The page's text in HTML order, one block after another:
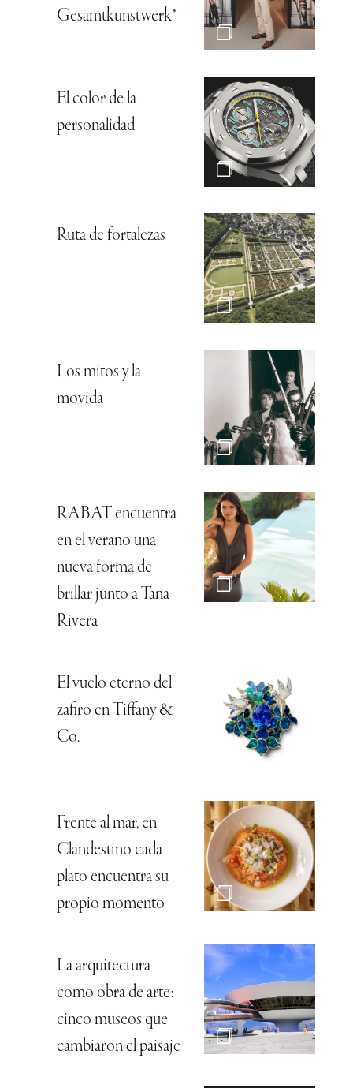
Gesamtkunstwerk*
El color de la
personalidad
Ruta de fortalezas
Los mitos y la
movida
RABAT encuentra
en el verano una
nueva forma de
brillar junto a Tana
Rivera
El vuelo eterno del
zafiro en Tiffany &
Co.
Frente al mar, en
Clandestino cada
plato encuentra su
propio momento
La arquitectura
como obra de arte:
cinco museos que
cambiaron el paisaje